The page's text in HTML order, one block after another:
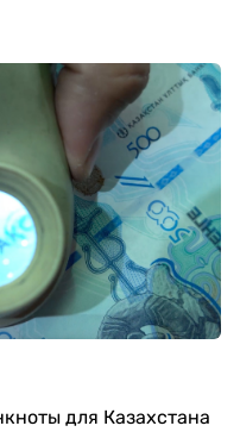
для Казахстана